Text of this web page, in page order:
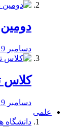
دسامبر 19, 2019
کلاس
دسامبر 19, 2019
علمی
دانشگاه